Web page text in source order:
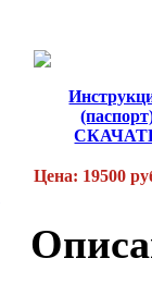
Цена: 19500